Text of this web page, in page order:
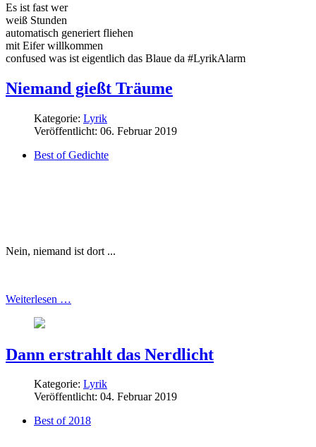
Es ist fast wer
weiß Stunden
automatisch generiert fliehen
mit Eifer willkommen
confused was ist eigentlich das Blaue da #LyrikAlarm
Niemand gießt Träume
Kategorie: Lyrik
Veröffentlicht: 06. Februar 2019
Best of Gedichte
Nein, niemand ist dort ...
Weiterlesen …
Dann erstrahlt das Nerdlicht
Kategorie: Lyrik
Veröffentlicht: 04. Februar 2019
Best of 2018